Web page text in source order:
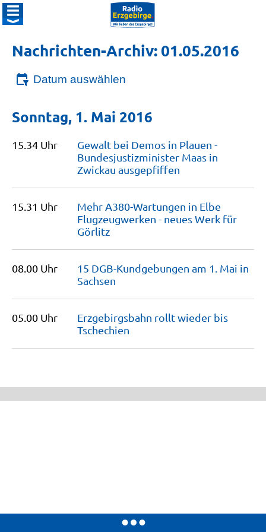
Nachrichten-Archiv: 01.05.2016
Datum auswählen
Sonntag, 1. Mai 2016
15.34 Uhr
Gewalt bei Demos in Plauen -
Bundesjus­tiz­minister Maas in
Zwickau ausgepfiffen
15.31 Uhr
Mehr A380-Wartungen in Elbe
Flugzeugwerken - neues Werk für
Görlitz
08.00 Uhr
15 DGB-Kundgebungen am 1. Mai in
Sachsen
05.00 Uhr
Erzgebirgsbahn rollt wieder bis
Tschechien